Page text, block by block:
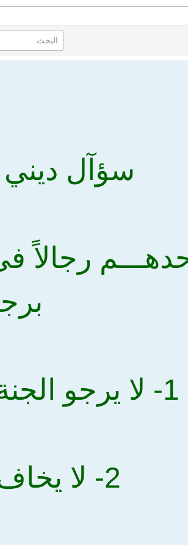
سؤآل ديني
رجالاً
1- لا يرجو الجنة ولا يخاف النار
2- لا يخاف ظلم الله